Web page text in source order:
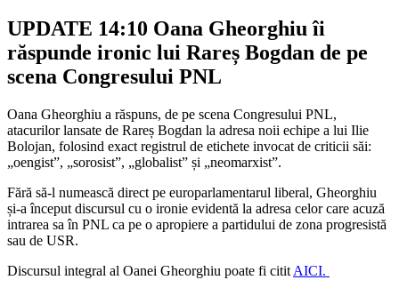
UPDATE 14:10 Oana Gheorghiu îi
răspunde ironic lui Rareș Bogdan de pe
scena Congresului PNL
Oana Gheorghiu a răspuns, de pe scena Congresului PNL,
atacurilor lansate de Rareș Bogdan la adresa noii echipe a lui Ilie
Bolojan, folosind exact registrul de etichete invocat de criticii săi:
„oengist”, „sorosist”, „globalist” și „neomarxist”.
Fără să-l numească direct pe europarlamentarul liberal, Gheorghiu
și-a început discursul cu o ironie evidentă la adresa celor care acuză
intrarea sa în PNL ca pe o apropiere a partidului de zona progresistă
sau de USR.
Discursul integral al Oanei Gheorghiu poate fi citit AICI.